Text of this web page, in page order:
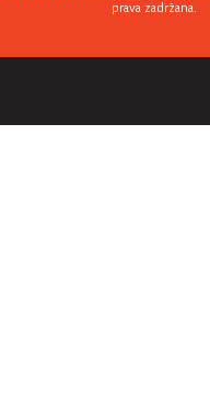
prava zadržana.